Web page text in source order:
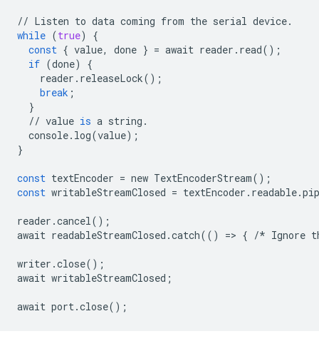
// Listen to data coming from the serial device.
while (true)
{
const { value, done } = await reader . read();
if (done)
{
reader . releaseLock();
break ;
}
// value is a string .
console. log(value);
}
const textEncoder = new TextEncoderStream();
const writableStreamClosed = textEncoder . readable.
reader .cancel();
await readableStreamClosed .catch(() => { /* Ignore
writer .close();
await writableStreamClosed ;
await port.close();